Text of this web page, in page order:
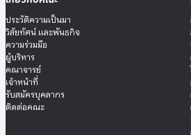
ประวัติความเป็นมา
วิสัยทัศน์ และพันธกิจ
ความร่วมมือ
ผู้บริหาร
คณาจารย์
เจ้าหน้าที่
รับสมัครบุคลากร
ติดต่อคณะ